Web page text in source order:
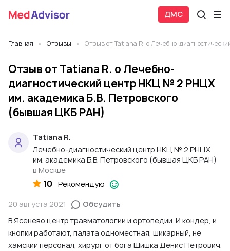
ДМС
Главная Отзывы Отзыв от Tatiana R. о Лечебно-
Отзыв от Tatiana R. о Лечебно-
диагностический центр НКЦ № 2 РНЦХ
им. академика Б.В. Петровского
(бывшая ЦКБ РАН)
Tatiana R.
Лечебно-диагностический центр НКЦ № 2 РНЦХ
им. академика Б.В. Петровского (бывшая ЦКБ РАН)
в Москве
10 Рекомендую
20 августа 2021
Обсудить
В Ясенево центр травматологии и ортопедии. И кондер, и
кнопки работают, палата одноместная, шикарный, не
хамский персонал, хирург от бога Шишка Денис Петрович.